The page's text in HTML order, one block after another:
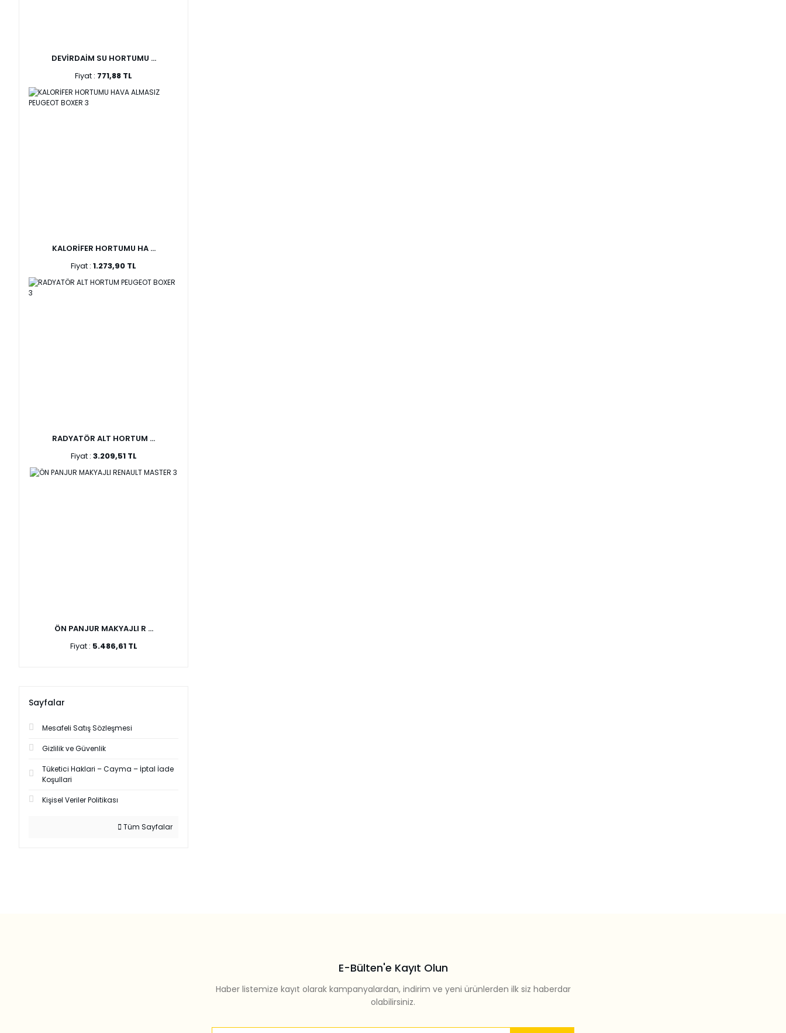
DEVİRDAİM SU HORTUMU ...
Fiyat : 771,88 TL
KALORİFER HORTUMU HA ...
Fiyat : 1.273,90 TL
RADYATÖR ALT HORTUM ...
Fiyat : 3.209,51 TL
ÖN PANJUR MAKYAJLI R ...
Fiyat : 5.486,61 TL
Sayfalar
Mesafeli Satış Sözleşmesi
Gizlilik ve Güvenlik
Tüketici Haklari – Cayma – İptal İade
Koşullari
Kişisel Veriler Politikası
Tüm Sayfalar
E-Bülten'e Kayıt Olun
Haber listemize kayıt olarak kampanyalardan, indirim ve yeni ürünlerden ilk siz haberdar
olabilirsiniz.